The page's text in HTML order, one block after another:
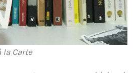
la Carte